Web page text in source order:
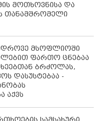
მოთხოვნისა და
თანამშრომელი
მსოფლიოში
ფართო ცნებაა
ბრძოლას,
დასუსტებაა -
აქვს